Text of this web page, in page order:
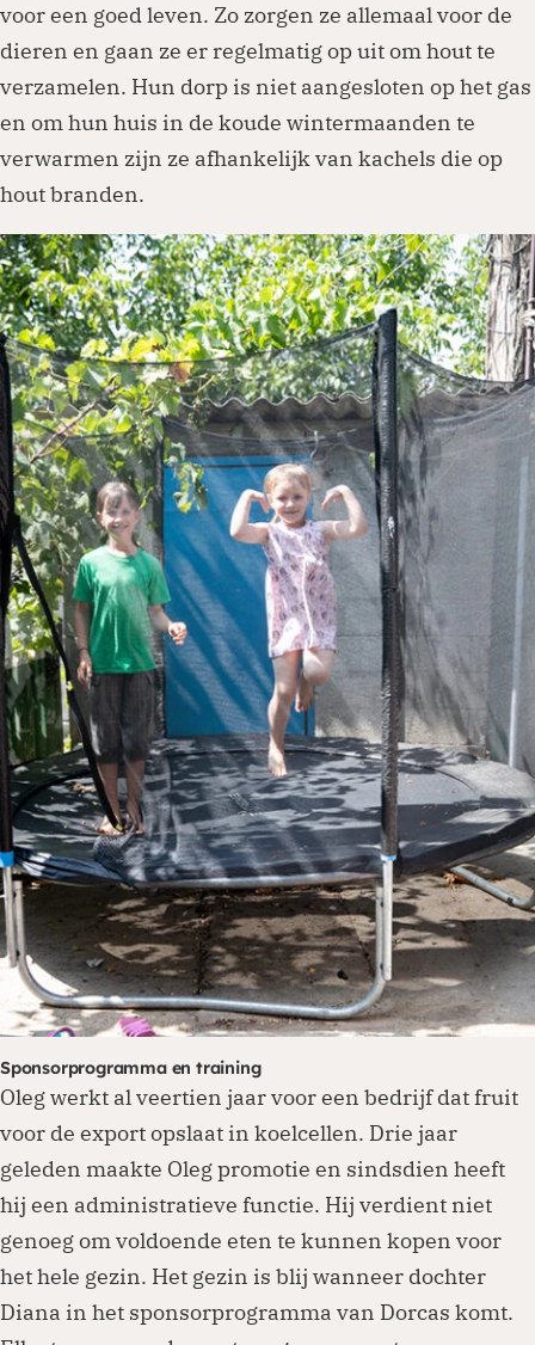
voor een goed leven. Zo zorgen ze allemaal voor de
dieren en gaan ze er regelmatig op uit om hout te
verzamelen. Hun dorp is niet aangesloten op het gas
en om hun huis in de koude wintermaanden te
verwarmen zijn ze afhankelijk van kachels die op
hout branden.
Sponsorprogramma en training
Oleg werkt al veertien jaar voor een bedrijf dat fruit
voor de export opslaat in koelcellen. Drie jaar
geleden maakte Oleg promotie en sindsdien heeft
hij een administratieve functie. Hij verdient niet
genoeg om voldoende eten te kunnen kopen voor
het hele gezin. Het gezin is blij wanneer dochter
Diana in het sponsorprogramma van Dorcas komt.